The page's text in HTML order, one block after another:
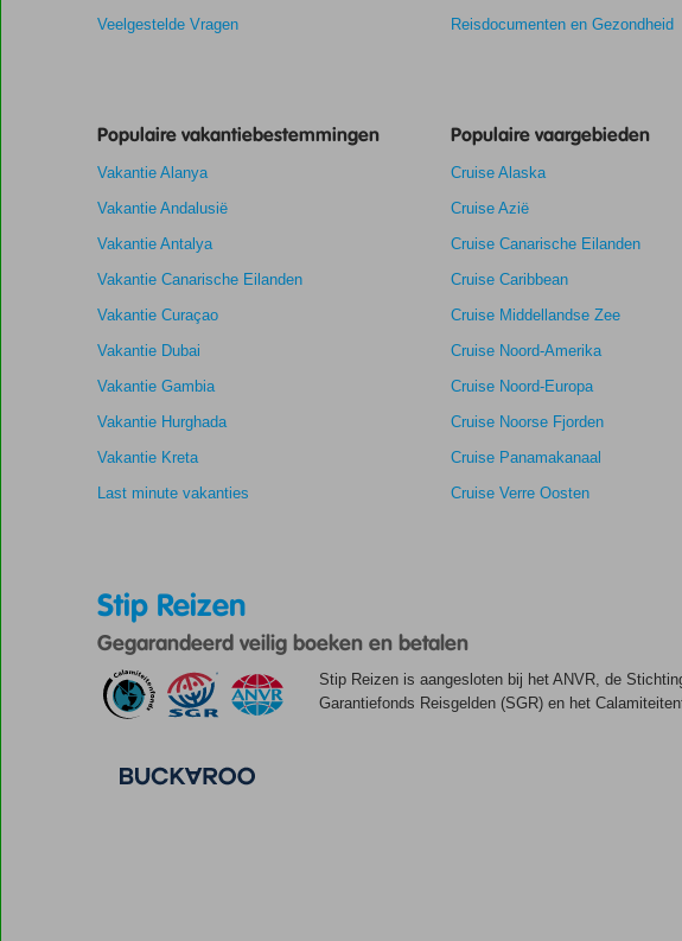
van
garanderen.
Gebaseerd
36
beoordelingen
7,1
Service
Kamers
6,3
Kindvriendelijk
Veelgestelde Vragen
Reisdocumenten en Gezondheid
Populaire vakantiebestemmingen
Vakantie Alanya
Vakantie Andalusië
Vakantie Antalya
Vakantie Canarische Eilanden
Vakantie Curaçao
Vakantie Dubai
Vakantie Gambia
Vakantie Hurghada
Vakantie Kreta
Last minute vakanties
Populaire vaargebieden
Cruise Alaska
Cruise Azië
Cruise Canarische Eilanden
Cruise Caribbean
Cruise Middellandse Zee
Cruise Noord-Amerika
Cruise Noord-Europa
Cruise Noorse Fjorden
Cruise Panamakanaal
Cruise Verre Oosten
Stip Reizen
Gegarandeerd veilig boeken en betalen
Stip Reizen is aangesloten bij het ANVR, de
Garantiefonds Reisgelden (SGR) en het